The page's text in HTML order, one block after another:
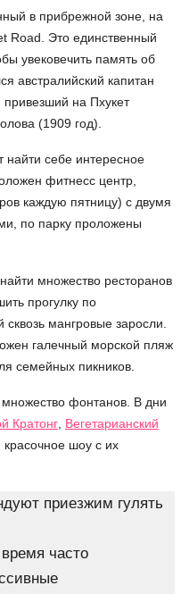
в прибрежной зоне, на
Road. Это единственный
увековечить память об
австралийский капитан
на Пхукет
(1909 год).
себе интересное
фитнесс центр,
каждую пятницу) с двумя
по парку проложены
множество ресторанов
прогулку по
мангровые заросли.
галечный морской пляж
семейных пикников.
фонтанов. В дни
Кратонг, Вегетарианский
красочное шоу с их
приезжим гулять
часто